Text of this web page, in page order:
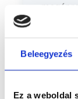
Beleegyezés
Ez a weboldal
Előző* Szakorvos jelölt
orvos, aki
felelősséggel